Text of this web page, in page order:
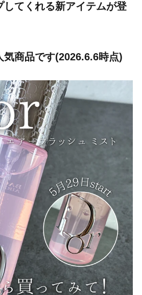
してくれる新アイテムが登
気商品です(2026.6.6時点)